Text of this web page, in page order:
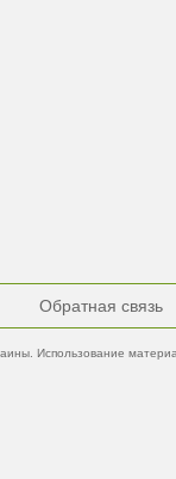
Обратная связь
Использование